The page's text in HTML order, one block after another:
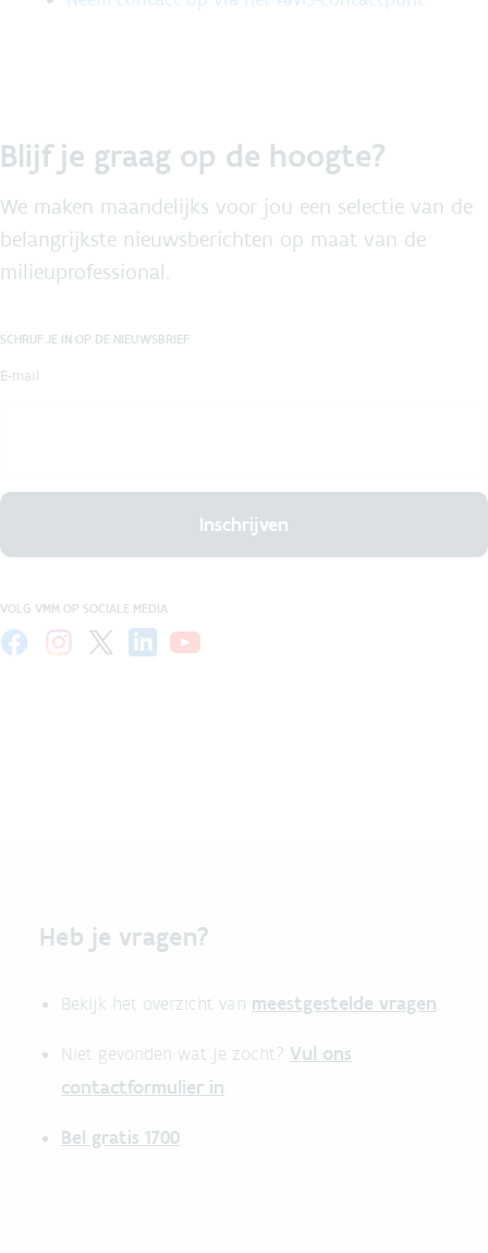
Blijf je graag op de hoogte?
We maken maandelijks voor jou een selectie van de
belangrijkste nieuwsberichten op maat van de
milieuprofessional.
SCHRIJF JE IN OP DE NIEUWSBRIEF
E-mail
Inschrijven
VOLG VMM OP SOCIALE MEDIA
Heb je vragen?
Bekijk het overzicht van meestgestelde vragen.
Niet gevonden wat je zocht? Vul ons
contactformulier in.
Bel gratis 1700